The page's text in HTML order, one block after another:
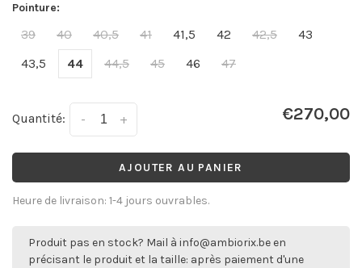
Pointure:
39 40 40,5 41 41,5 42 42,5
43
43,5
44 44,5 45 46 47
Quantité: +
- €270,00
AJOUTER AU PANIER
Heure de livraison: 1-4 jours ouvrables.
Produit pas en stock? Mail à info@ambiorix.be en
précisant le produit et la taille: après paiement d'une